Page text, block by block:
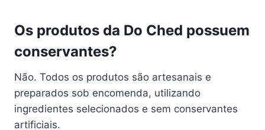
Os produtos da Do Ched possuem
conservantes?
Não. Todos os produtos são artesanais e
preparados sob encomenda, utilizando
ingredientes selecionados e sem conservantes
artificiais.